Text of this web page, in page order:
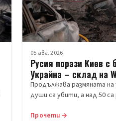
05 авг. 2026
Русия порази Киев с
Украйна – склад на
Продължава размяната на
души са убити, а над 50
Прочети →